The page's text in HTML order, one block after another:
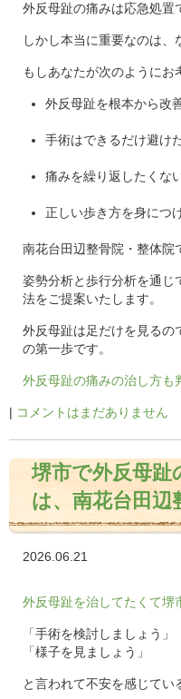
外反母趾の痛みは応急処置
しかし本当に重要なのは
もしあなたが次のようにお
外反母趾を根本から改
手術はできるだけ避け
痛みを繰り返したくな
正しい歩き方を身につ
南花台田辺整骨院・整体院
姿勢分析と歩行分析を通じ
法をご提案いたします。
外反母趾は足だけを見るの
の第一歩です。
外反母趾の痛みの治し方も
| コメントはまだありません
堺市で外反母
は、南花台田辺
2026.06.21
外反母趾を治してたくて堺
「手術を検討しましょう」
「様子を見ましょう」
と言われて不安を感じてい